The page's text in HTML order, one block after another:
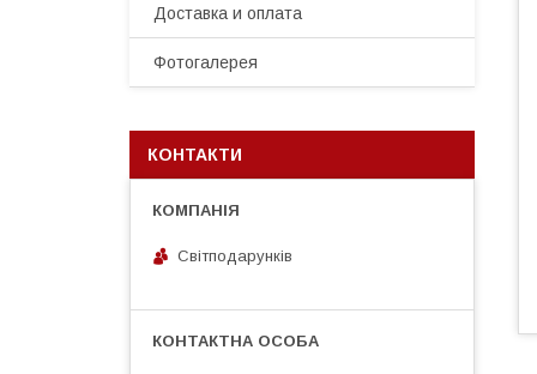
Доставка и оплата
Фотогалерея
КОНТАКТИ
Світподарунків